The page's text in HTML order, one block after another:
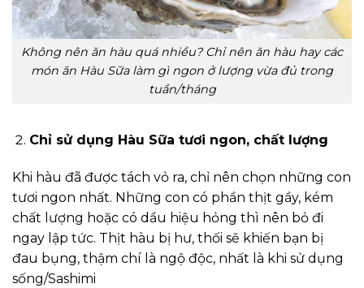
Không nên ăn hàu quá nhiều? Chỉ nên ăn hàu haycác
món ăn Hàu Sữa làm gì ngon ở lượng vừa đủ trong
tuần/tháng
Chỉ sử dụng Hàu Sữa tươi ngon, chất lượng
Khi hàu đã được tách vỏ ra, chỉ nên chọn những con
tươi ngon nhất. Những con có phần thịt gầy, kém
chất lượng hoặc có dầu hiệu hỏng thì nên bỏ đi
ngay lập tức. Thịt hàu bị hư, thối sẽ khiến bạn bị
đau bụng, thậm chí là ngộ độc, nhất là khi sử dụng
sống/Sashimi